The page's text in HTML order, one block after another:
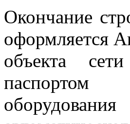
Окончание
оформляется
объекта
паспортом